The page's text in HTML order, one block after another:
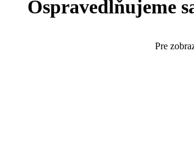
Ospravedlňujeme
Pre